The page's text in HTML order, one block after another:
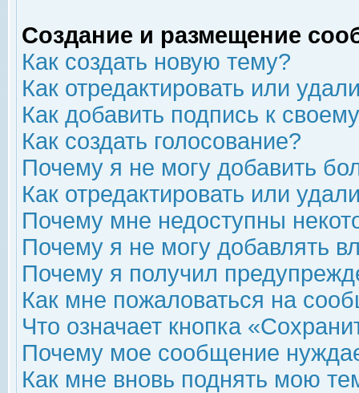
Создание и размещение
Как создать новую тему?
Как отредактировать или
Как добавить подпись к
Как создать голосование?
Почему я не могу добавить
Как отредактировать или
Почему мне недоступны
Почему я не могу добавлять
Почему я получил
Как мне пожаловаться на
Что означает кнопка
Почему мое сообщение
Как мне вновь поднять мою